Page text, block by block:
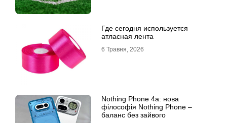
Где сегодня используется
атласная лента
6 Травня, 2026
Nothing Phone 4a: нова
філософія Nothing Phone –
баланс без зайвого